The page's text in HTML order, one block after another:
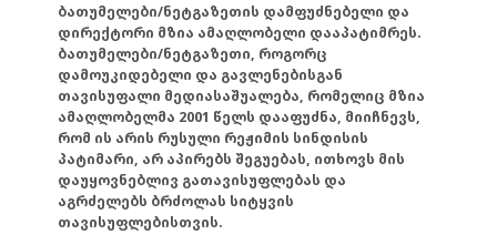
ბათუმელები/ნეტგაზეთის დამფუძნებელი და
დირექტორი მზია ამაღლობელი დააპატიმრეს.
ბათუმელები/ნეტგაზეთი, როგორც
დამოუკიდებელი და გავლენებისგან
თავისუფალი მედიასაშუალება, რომელიც მზია
ამაღლობელმა 2001 წელს დააფუძნა, მიიჩნევს,
რომ ის არის რუსული რეჟიმის სინდისის
პატიმარი, არ აპირებს შეგუებას, ითხოვს მის
დაუყოვნებლივ გათავისუფლებას და
აგრძელებს ბრძოლას სიტყვის
თავისუფლებისთვის.